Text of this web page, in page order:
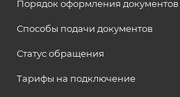
Порядок оформления документов
Способы подачи документов
Статус обращения
Тарифы на подключение